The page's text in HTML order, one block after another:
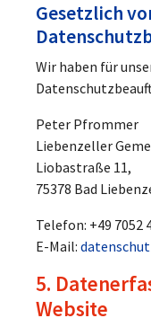
Gesetzlich
Wir haben für
Peter Pfrommer
Liebenzeller
Liobastraße 11,
75378 Bad
Telefon: +49 7052
E-Mail:
5.
Website